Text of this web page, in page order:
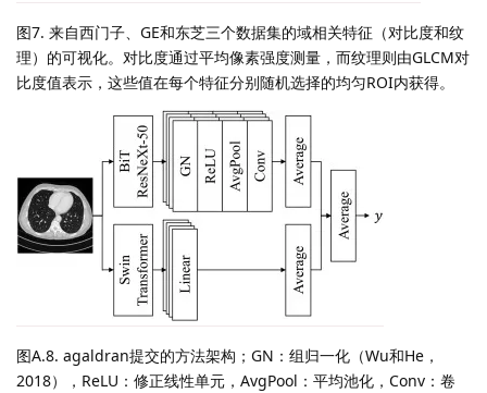
图7. 来自西门子、GE和东芝三个数据集的域相关特征（对比度和纹
理）的可视化。对比度通过平均像素强度测量，而纹理则由GLCM对
比度值表示，这些值在每个特征分别随机选择的均匀ROI内获得。
图A.8. agaldran提交的方法架构；GN：组归一化（Wu和He，
2018），ReLU：修正线性单元，AvgPool：平均池化，Conv：卷